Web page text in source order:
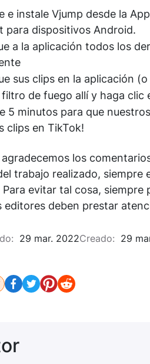
e instale Vjump desde la
para dispositivos Android.
a la aplicación todos los
sus clips en la aplicación
filtro de fuego allí y haga clic
5 minutos para que
clips en TikTok!
agradecemos los
trabajo realizado, siempre
evitar tal cosa, siempre
editores deben prestar
29 mar. 2022Creado: 29